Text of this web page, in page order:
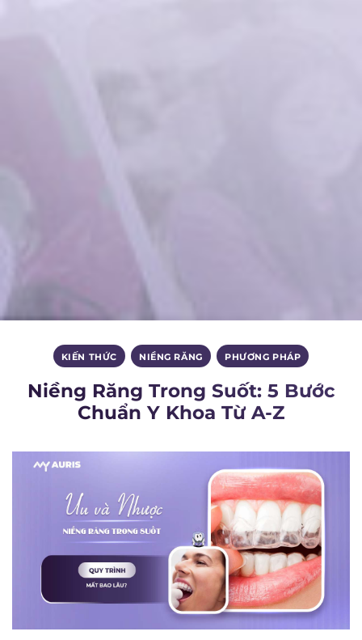
KIẾN THỨC , NIỀNG RĂNG , PHƯƠNG PHÁP
Niềng Răng Trong Suốt: 5 Bước
Chuẩn Y Khoa Từ A-Z